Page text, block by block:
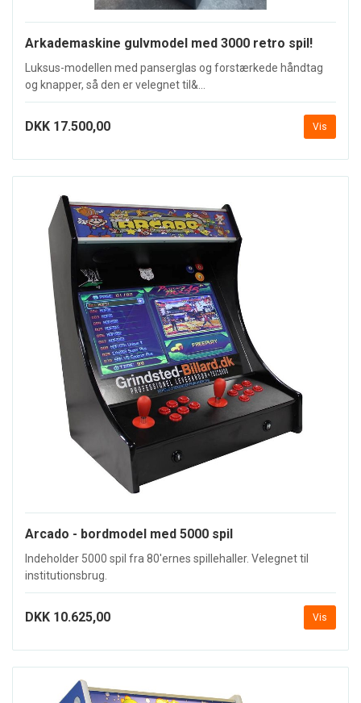
Arkademaskine gulvmodel med 3000 retro spil!
Luksus-modellen med panserglas og forstærkede håndtag
og knapper, så den er velegnet til&...
DKK 17.500,00 Vis
Arcado - bordmodel med 5000 spil
Indeholder 5000 spil fra 80'ernes spillehaller. Velegnet til
institutionsbrug.
DKK 10.625,00 Vis